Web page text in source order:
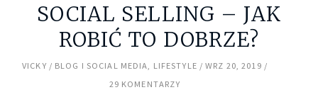
SOCIAL SELLING – JAK
ROBIĆ TO DOBRZE?
VICKY BLOG I SOCIAL MEDIA, LIFESTYLE
WRZ 20, 2019
29 KOMENTARZY